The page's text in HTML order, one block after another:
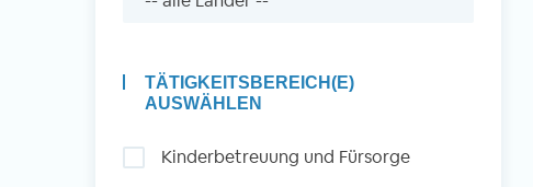
Engagieren
Initiativbewerbung
TÄTIGKEITSBEREICH(E)
AUSWÄHLEN
Kinderbetreuung und Fürsorge